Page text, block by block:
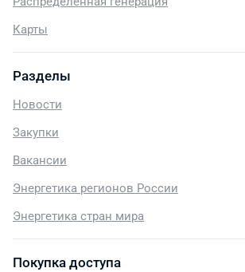
Карты
Разделы
Новости
Закупки
Вакансии
Энергетика регионов России
Энергетика стран мира
Покупка доступа